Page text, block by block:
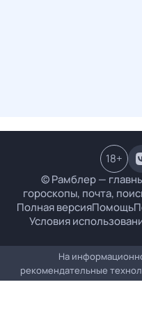
© Рамблер —
гороскопы, почта,
Полная версияПомощь
Условия
18+
На
рекомендательные